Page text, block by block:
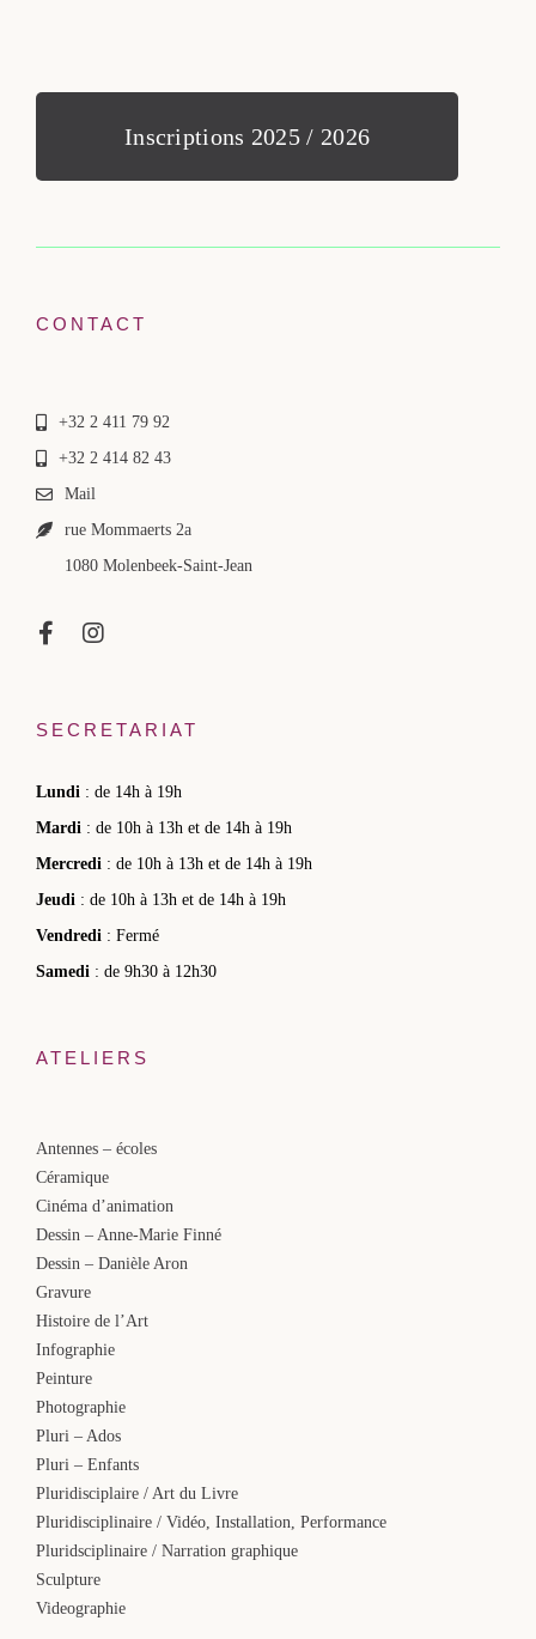
Inscriptions 2025 / 2026
CONTACT
+32 2 411 79 92
+32 2 414 82 43
Mail
rue Mommaerts 2a
1080 Molenbeek-Saint-Jean
SECRETARIAT
Lundi: de 14h à 19h
Mardi: de 10h à 13h et de 14h à 19h
Mercredi: de 10h à 13h et de 14h à 19h
Jeudi: de 10h à 13h et de 14h à 19h
Vendredi: Fermé
Samedi: de 9h30 à 12h30
ATELIERS
Antennes – écoles
Céramique
Cinéma d’animation
Dessin – Anne-Marie Finné
Dessin – Danièle Aron
Gravure
Histoire de l’Art
Infographie
Peinture
Photographie
Pluri – Ados
Pluri – Enfants
Pluridisciplaire / Art du Livre
Pluridisciplinaire / Vidéo, Installation, Performance
Pluridsciplinaire / Narration graphique
Sculpture
Videographie